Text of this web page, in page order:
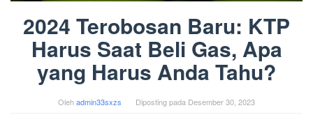
2024 Terobosan Baru: KTP
Harus Saat Beli Gas, Apa
yang Harus Anda Tahu?
Olehadmin33sxzs Diposting pada Desember 30, 2023